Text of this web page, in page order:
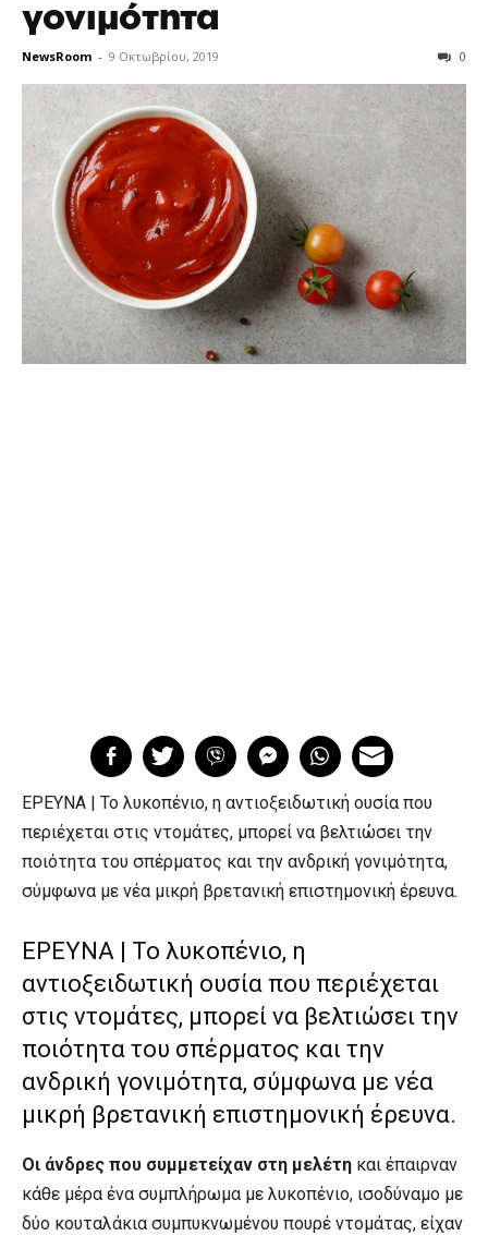
γονιμότητα
NewsRoom - 9 Οκτωβρίου, 2019 0
ΕΡΕΥΝΑ | Το λυκοπένιο, η αντιοξειδωτική ουσία που
περιέχεται στις ντομάτες, μπορεί να βελτιώσει την
ποιότητα του σπέρματος και την ανδρική γονιμότητα,
σύμφωνα με νέα μικρή βρετανική επιστημονική έρευνα.
ΕΡΕΥΝΑ | Το λυκοπένιο, η
αντιοξειδωτική ουσία που περιέχεται
στις ντομάτες, μπορεί να βελτιώσει την
ποιότητα του σπέρματος και την
ανδρική γονιμότητα, σύμφωνα με νέα
μικρή βρετανική επιστημονική έρευνα.
Οι άνδρες που συμμετείχαν στη μελέτη και έπαιρναν
κάθε μέρα ένα συμπλήρωμα με λυκοπένιο, ισοδύναμο με
δύο κουταλάκια συμπυκνωμένου πουρέ ντομάτας, είχαν